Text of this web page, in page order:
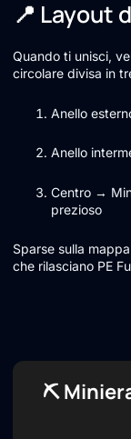
📍 Layout
Quando ti unisci,
circolare divisa in
Anello
Anello
Centro →
prezioso
Sparse sulla
che rilasciano PE
⛏️